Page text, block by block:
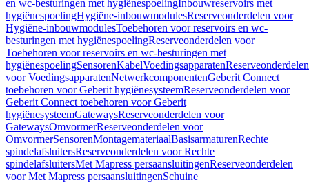
en wc-besturingen met hygiënespoelingInbouwreservoirs met
hygiënespoelingHygiëne-inbouwmodulesReserveonderdelen voor
Hygiëne-inbouwmodulesToebehoren voor reservoirs en wc-
besturingen met hygiënespoelingReserveonderdelen voor
Toebehoren voor reservoirs en wc-besturingen met
hygiënespoelingSensorenKabelVoedingsapparatenReserveonderdelen
voor VoedingsapparatenNetwerkcomponentenGeberit Connect
toebehoren voor Geberit hygiënesysteemReserveonderdelen voor
Geberit Connect toebehoren voor Geberit
hygiënesysteemGatewaysReserveonderdelen voor
GatewaysOmvormerReserveonderdelen voor
OmvormerSensorenMontagemateriaalBasisarmaturenRechte
spindelafsluitersReserveonderdelen voor Rechte
spindelafsluitersMet Mapress persaansluitingenReserveonderdelen
voor Met Mapress persaansluitingenSchuine